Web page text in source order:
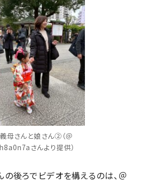
母さんと娘さん②（＠
さんより提供）
の後ろでビデオを構えるのは、＠